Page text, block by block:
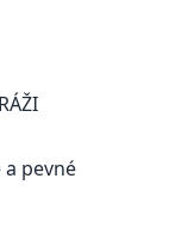
pevné